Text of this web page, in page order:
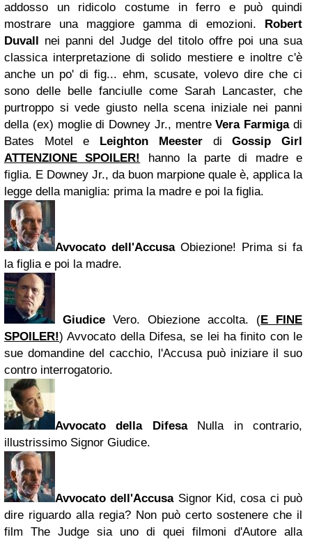
addosso un ridicolo costume in ferro e può quindi
mostrare una maggiore gamma di emozioni.
Robert
Duvall
nei panni del Judge del titolo offre poi una sua
classica interpretazione di solido mestiere e inoltre c'è
anche un po' di fig... ehm, scusate, volevo dire che ci
sono delle belle fanciulle come Sarah Lancaster, che
purtroppo si vede giusto nella scena iniziale nei panni
della (ex) moglie di Downey Jr., mentreVera Farmigadi
Bates Motel e
Leighton MeesterdiGossip Girl
ATTENZIONE SPOILER!
hanno la parte di madre e
figlia. E Downey Jr., da buon marpione quale è, applica la
legge della maniglia: prima la madre e poi la figlia.
Avvocato dell'AccusaObiezione! Prima si fa
la figlia e poi la madre.
Giudice Vero. Obiezione accolta. (E FINE
SPOILER!) Avvocato della Difesa, se lei ha finito con le
sue domandine del cacchio, l'Accusa può iniziare il suo
contro interrogatorio.
Avvocato della DifesaNulla in contrario,
illustrissimo Signor Giudice.
Avvocato dell'AccusaSignor Kid, cosa ci può
dire riguardo alla regia? Non può certo sostenere che il
film The Judge sia uno di quei filmoni d'Autore alla